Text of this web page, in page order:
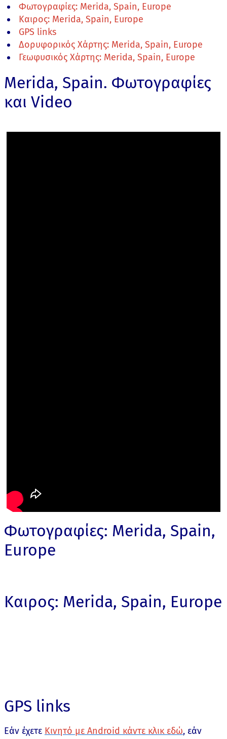
Φωτογραφίες: Merida, Spain, Europe
Καιρος: Merida, Spain, Europe
GPS links
Δορυφορικός Χάρτης: Merida, Spain, Europe
Γεωφυσικός Χάρτης: Merida, Spain, Europe
Merida, Spain. Φωτογραφίες
και Video
Φωτογραφίες: Merida, Spain,
Europe
Καιρος: Merida, Spain, Europe
GPS links
Εάν έχετε Κινητό με Android κάντε κλικ εδώ, εάν